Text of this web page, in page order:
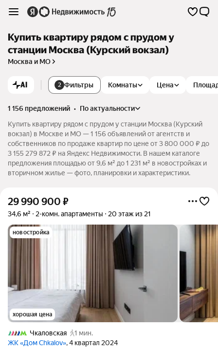
Купить квартиру рядом с прудом у
станции Москва (Курский вокзал)
Москва и МО
AI 2 Фильтры Комнаты Цена
1 156 предложений •
по актуальности
Купить квартиру рядом с прудом у станции Москва (Курский
вокзал) в Москве и МО — 1 156 объявлений от агентств и
собственников по продаже квартир по цене от 3 800 000 ₽ до
3 155 279 872 ₽ на Яндекс Недвижимости. В нашем каталоге
предложения площадью от 9,6 м² до 1 231 м² в новостройках и
вторичном жилье — фото, планировки и характеристики.
29 990 900 ₽
34,6 м² 2-комн. апартаменты 20 этаж из 21
новостройка
хорошая цена
Чкаловская
1 мин.
ЖК «Дом Chkalov», 4 квартал 2024